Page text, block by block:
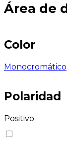
Área de
Color
Monocromático
Polaridad
Positivo